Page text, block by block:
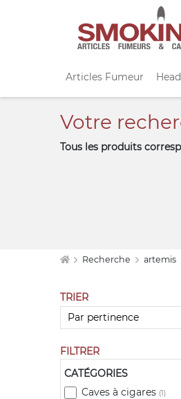
Articles Fumeur
Votre
Tous les produits
Recherche artemis
TRIER
FILTRER
CATÉGORIES
Caves à cigares (1)